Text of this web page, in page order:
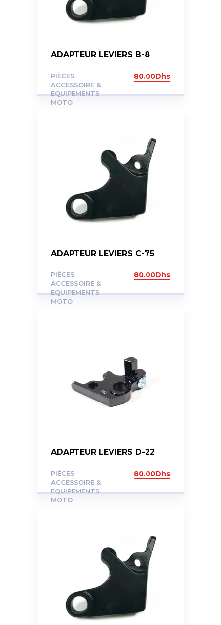
ADAPTEUR LEVIERS B-8
PIÈCES
ACCESSOIRE &
EQUIPEMENTS
MOTO
80.00Dhs
ADAPTEUR LEVIERS C-75
PIÈCES
ACCESSOIRE &
EQUIPEMENTS
MOTO
80.00Dhs
ADAPTEUR LEVIERS D-22
PIÈCES
ACCESSOIRE &
EQUIPEMENTS
MOTO
80.00Dhs